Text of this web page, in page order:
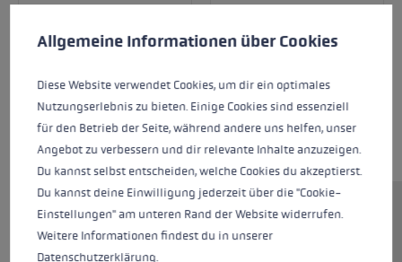
Du willst Rennen fahren und brauchst einen
Handschuh, der alle deine Bewegungen
Allgemeine Informationen über Cookies
Diese Website verwendet Cookies, um dir ein optimales
Nutzungserlebnis zu bieten. Einige Cookies sind essenziell
für den Betrieb der Seite, während andere uns helfen, unser
Angebot zu verbessern und dir relevante Inhalte anzuzeigen.
Du kannst selbst entscheiden, welche Cookies du akzeptierst.
Du kannst deine Einwilligung jederzeit über die "Cookie-
Einstellungen" am unteren Rand der Website widerrufen.
Weitere Informationen findest du in unserer
Datenschutzerklärung.